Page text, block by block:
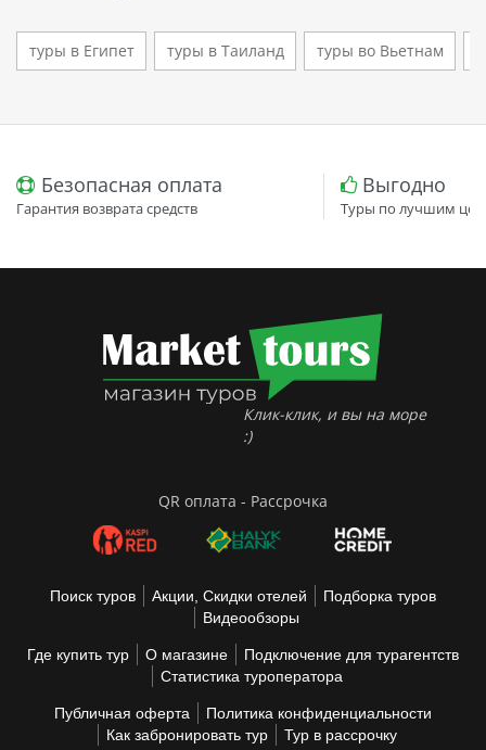
туры в Египет туры в Таиланд туры во Вьетнам
Безопасная оплата
Гарантия возврата средств
Выгодно
Туры по лучшим
Клик-клик, и вы на море
:)
QR оплата - Рассрочка
Поиск туров Акции, Скидки отелей
Подборка туров
Видеообзоры
Где купить тур О магазине
Подключение для турагентств
Статистика туроператора
Публичная оферта
Политика конфиденциальности
Как забронировать тур
Тур в рассрочку